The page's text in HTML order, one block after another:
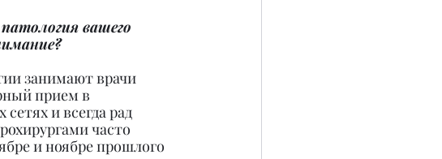
вашего
занимают врачи
прием в
и всегда рад
часто
и ноябре прошлого